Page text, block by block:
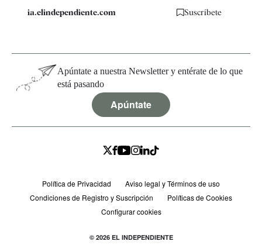
ia.elindependiente.com Suscríbete
Apúntate a nuestra Newsletter y entérate de lo que
está pasando
Apúntate
Política de Privacidad
Aviso legal y Términos de uso
Condiciones de Registro y Suscripción
Políticas de Cookies
Configurar cookies
© 2026 EL INDEPENDIENTE